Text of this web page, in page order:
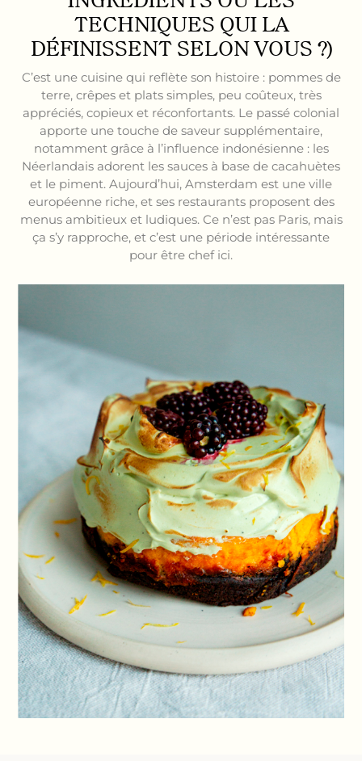
TECHNIQUES QUI LA
DÉFINISSENT SELON VOUS ?)
C’est une cuisine qui reflète son histoire : pommes de
terre, crêpes et plats simples, peu coûteux, très
appréciés, copieux et réconfortants. Le passé colonial
apporte une touche de saveur supplémentaire,
notamment grâce à l’influence indonésienne : les
Néerlandais adorent les sauces à base de cacahuètes
et le piment. Aujourd’hui, Amsterdam est une ville
européenne riche, et ses restaurants proposent des
menus ambitieux et ludiques. Ce n’est pas Paris, mais
ça s’y rapproche, et c’est une période intéressante
pour être chef ici.